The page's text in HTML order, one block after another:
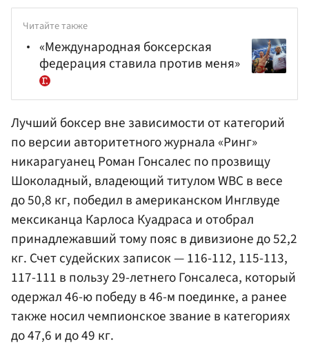
Читайте также
«Международная боксерская
федерация ставила против меня»
Лучший боксер вне зависимости от категорий
по версии авторитетного журнала «Ринг»
никарагуанец Роман Гонсалес по прозвищу
Шоколадный, владеющий титулом WBC в весе
до 50,8 кг, победил в американском Инглвуде
мексиканца Карлоса Куадраса и отобрал
принадлежавший тому пояс в дивизионе до 52,2
кг. Счет судейских записок — 116-112, 115-113,
117-111 в пользу 29-летнего Гонсалеса, который
одержал 46-ю победу в 46-м поединке, а ранее
также носил чемпионское звание в категориях
до 47,6 и до 49 кг.